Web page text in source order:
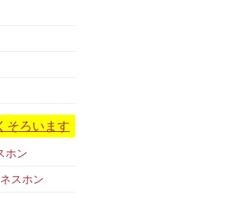
そろいます
ホン
スホン